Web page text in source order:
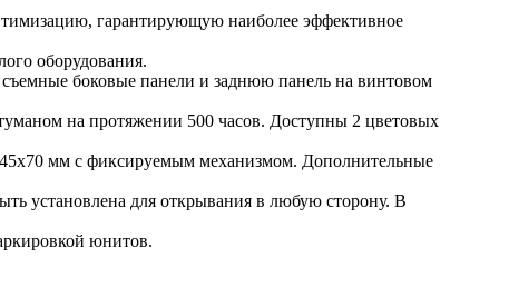
гарантирующую наиболее эффективное
оборудования.
боковые панели и заднюю панель на винтовом
на протяжении 500 часов. Доступны 2 цветовых
мм с фиксируемым механизмом. Дополнительные
установлена для открывания в любую сторону. В
юнитов.